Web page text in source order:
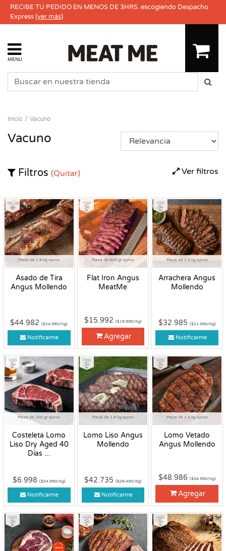
RECIBE TU PEDIDO EN MENOS DE 3HRS. escogiendo Despacho
Express(ver más)
MENU
Inicio Vacuno
Vacuno
Ver filtros
Filtros (Quitar)
Pieza de 1.8 kg aprox
Asado de Tira
Angus Mollendo
Congelado
$44.982($24.990/Kg)
Notificarme
Pieza de 800 gr aprox
Flat Iron Angus
MeatMe
Fresco
$15.992 ($19.990/Kg)
Agregar
Pieza de 1.5 kg aprox
Arrachera Angus
Mollendo
Fresco
$32.985 ($21.990/Kg)
Notificarme
Pieza de 200 gr aprox
Costeleta Lomo
Liso Dry Aged 40
Días ...
Fresco
$6.998 ($34.990/Kg)
Notificarme
Pieza de 1.5 kg aprox
Lomo Liso Angus
Mollendo
Fresco
$42.735 ($28.490/Kg)
Notificarme
Pieza de 1.4 kg aprox
Lomo Vetado
Angus Mollendo
Fresco
$48.986 ($34.990/Kg)
Agregar
Fresco Fresco Fresco